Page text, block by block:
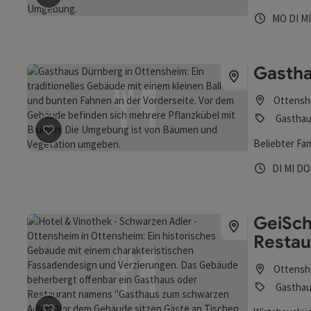
Beitrag merken
MO DI MI
Beitrag merken
Beliebter
DI MI DO